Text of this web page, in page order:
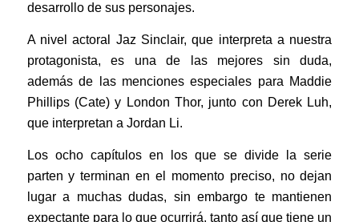
desarrollo de sus personajes.
A nivel actoral Jaz Sinclair, que interpreta a nuestra
protagonista, es una de las mejores sin duda,
además de las menciones especiales para Maddie
Phillips (Cate) y London Thor, junto con Derek Luh,
que interpretan a Jordan Li.
Los ocho capítulos en los que se divide la serie
parten y terminan en el momento preciso, no dejan
lugar a muchas dudas, sin embargo te mantienen
expectante para lo que ocurrirá, tanto así que tiene un